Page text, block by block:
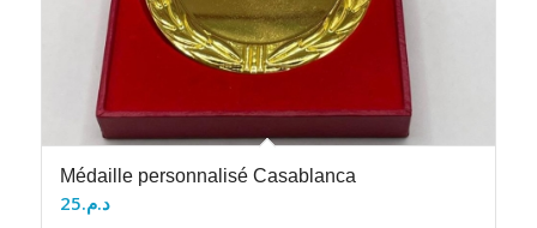
Médaille personnalisé Casablanca
د.م.25